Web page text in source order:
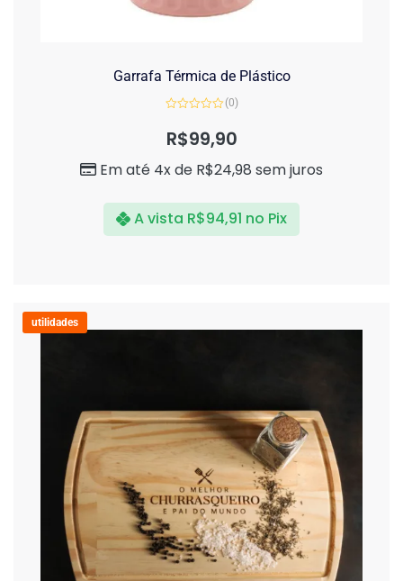
Garrafa Térmica de Plástico
de
(0)
R$99,90
Em até 4x de R$24,98 sem juros
A vista R$94,91 no Pix
utilidades